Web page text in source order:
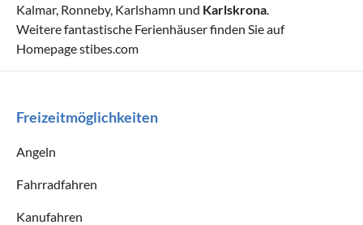
Kalmar, Ronneby, Karlshamn und Karlskrona
Weitere fantastische Ferienhäuser finden Sie auf
Homepage stibes.com
Freizeitmöglichkeiten
Angeln
Fahrradfahren
Kanufahren